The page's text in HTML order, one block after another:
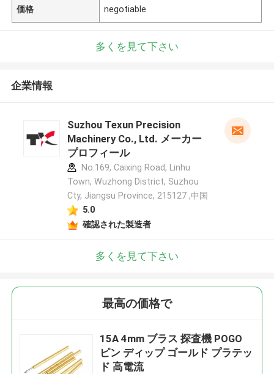
価格 negotiable
多くを見て下さい
企業情報
Suzhou Texun Precision
Machinery Co., Ltd. メーカー
プロフィール
No.169, Caixing Road, Linhu
Town, Wuzhong District, Suzhou
Cty, Jiangsu Province, 215127 ,中国
5.0
確認された製造者
多くを見て下さい
最高の価格で
15A 4mm ブラス 探査機 POGO
ピン ディップ ゴールド プラテッ
ド 高電流